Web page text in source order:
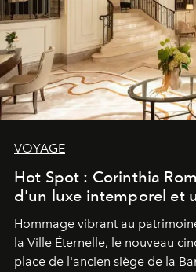
VOYAGE
Hot Spot : Corinthia
d'un luxe intemporel et
Hommage vibrant au
la Ville Éternelle, le nouveau
place de l'ancien siège de la